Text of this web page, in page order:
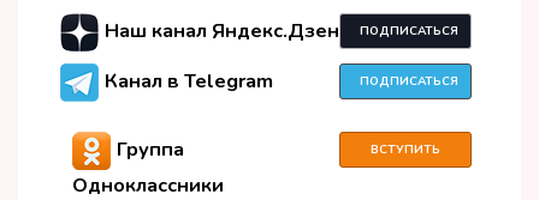
Наш канал Яндекс.Дзен
ПОДПИСАТЬСЯ
Канал в Telegram ПОДПИСАТЬСЯ
Группа
Одноклассники
ВСТУПИТЬ